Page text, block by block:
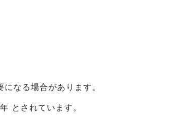
なる場合があります。
とされています。